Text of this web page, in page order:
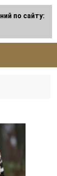
по сайту: